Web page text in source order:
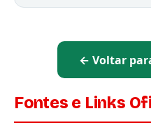
← Voltar
Fontes e Links